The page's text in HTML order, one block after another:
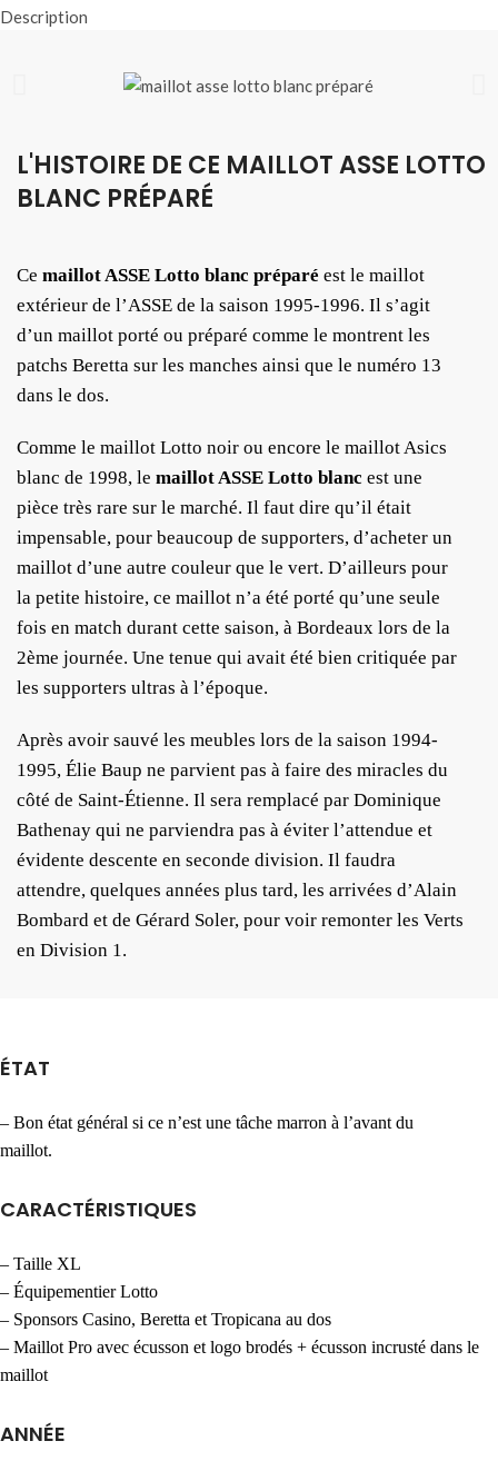
Description
L'HISTOIRE DE CE MAILLOT ASSE LOTTO
BLANC PRÉPARÉ
Ce maillot ASSE Lotto blanc préparé est le maillot
extérieur de l’ASSE de la saison 1995-1996. Il s’agit
d’un maillot porté ou préparé comme le montrent les
patchs Beretta sur les manches ainsi que le numéro 13
dans le dos.
Comme le maillot Lotto noir ou encore le maillot Asics
blanc de 1998, le maillot ASSE Lotto blanc est une
pièce très rare sur le marché. Il faut dire qu’il était
impensable, pour beaucoup de supporters, d’acheter un
maillot d’une autre couleur que le vert. D’ailleurs pour
la petite histoire, ce maillot n’a été porté qu’une seule
fois en match durant cette saison, à Bordeaux lors de la
2ème journée. Une tenue qui avait été bien critiquée par
les supporters ultras à l’époque.
Après avoir sauvé les meubles lors de la saison 1994-
1995, Élie Baup ne parvient pas à faire des miracles du
côté de Saint-Étienne. Il sera remplacé par Dominique
Bathenay qui ne parviendra pas à éviter l’attendue et
évidente descente en seconde division. Il faudra
attendre, quelques années plus tard, les arrivées d’Alain
Bombard et de Gérard Soler, pour voir remonter les Verts
en Division 1.
ÉTAT
– Bon état général si ce n’est une tâche marron à l’avant du
maillot.
CARACTÉRISTIQUES
– Taille XL
– Équipementier Lotto
– Sponsors Casino, Beretta et Tropicana au dos
– Maillot Pro avec écusson et logo brodés + écusson incrusté dans le
maillot
ANNÉE